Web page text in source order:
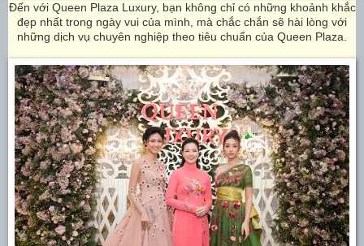
Đến với Queen Plaza Luxury, bạn không chỉ có những khoảnh khắc
đẹp nhất trong ngày vui của mình, mà chắc chắn sẽ hài lòng với
những dịch vụ chuyên nghiệp theo tiêu chuẩn của Queen Plaza.